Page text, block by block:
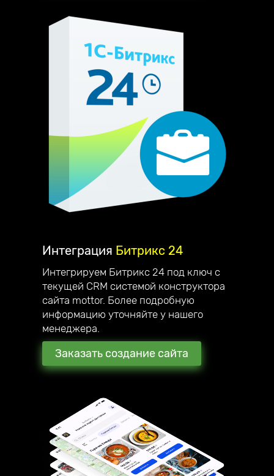
Интеграция Битрикс 24
Интегрируем Битрикс 24 под ключ с
текущей CRM системой конструктора
сайта mottor. Более подробную
информацию уточняйте у нашего
менеджера.
Заказать создание сайта